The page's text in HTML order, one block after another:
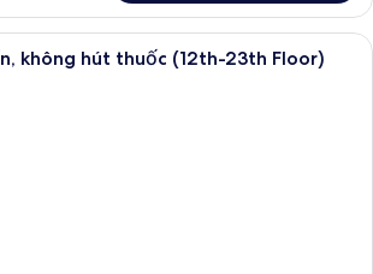
1 phòng ngủ, két bảo mật tại phòng,
không hút thuốc (12th-23th Floor)